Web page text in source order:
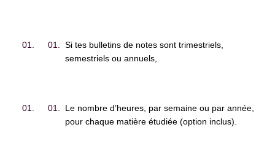
Si tes bulletins de notes sont trimestriels,
semestriels ou annuels,
Le nombre d’heures, par semaine ou par année,
pour chaque matière étudiée (option inclus).